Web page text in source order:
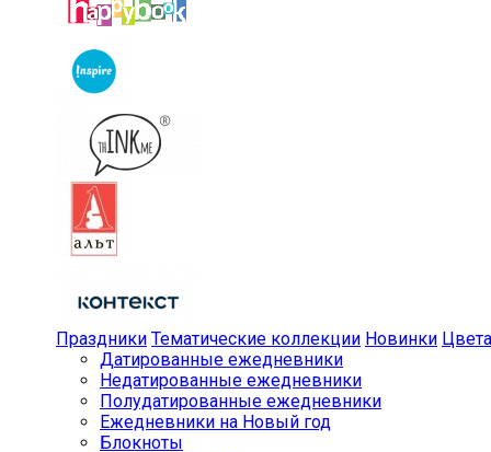
Праздники Тематические коллекции Новинки Цвета
Датированные ежедневники
Недатированные ежедневники
Полудатированные ежедневники
Ежедневники на Новый год
Блокноты